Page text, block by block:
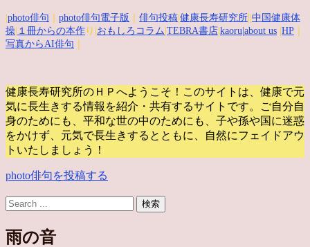
photo俳句 photo俳句電子版 俳句投稿 健康長寿研究所 中国健康体
操 １冊からの本作 り| おもしろコラム TEBRA書店 kaoru |about us HP
写真からAI俳句
健康長寿研究所のＨＰへようこそ！このサイトは、健康で元
気に長生きする情報を紹介・共有するサイトです。
ご自分自
身のためにも、平和な世の中のためにも、子や孫や国に迷惑
をかけず、元気で長生きするとともに、自然にフェイドアウ
トいたしましょう！
photo俳句を投稿する
雨の音